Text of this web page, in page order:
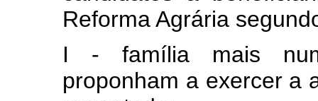
Reforma Agrária
I - família mais
proponham a exercer a